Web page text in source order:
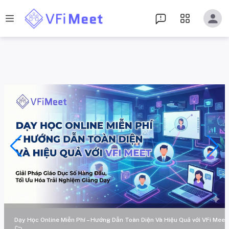
Dạy Học Online Miễn Phí – Hướng Dẫn Toàn Diện Và Hiệu Quả với VFi Meet